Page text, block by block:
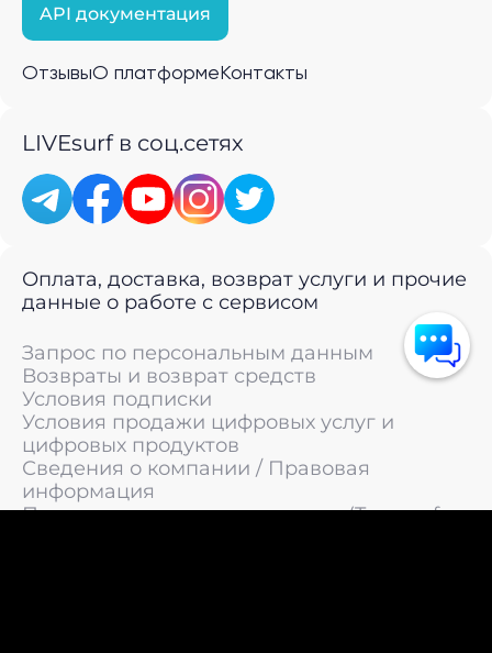
API документация
ОтзывыО платформе Контакты
LIVEsurf в соц.сетях
Оплата, доставка, возврат услуги и прочие
данные о работе с сервисом
Запрос по персональным данным
Возвраты и возврат средств
Условия подписки
Условия продажи цифровых услуг и
цифровых продуктов
Сведения о компании / Правовая
информация
Пользовательское соглашение (Terms of